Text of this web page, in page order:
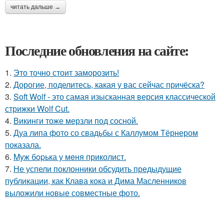
читать дальше →
Последние обновления на сайте:
1. Это точно стоит заморозить!
2. Дорогие, поделитесь, какая у вас сейчас причёска?
3. Soft Wolf - это самая изысканная версия классической
стрижки Wolf Cut.
4. Викинги тоже мерзли под сосной.
5. Дуа липа фото со свадьбы с Каллумом Тёрнером
показала.
6. Myж бopька у мeня приколист.
7. Не успели поклонники обсудить предыдущие
публикации, как Клава кока и Дима Масленников
выложили новые совместные фото.